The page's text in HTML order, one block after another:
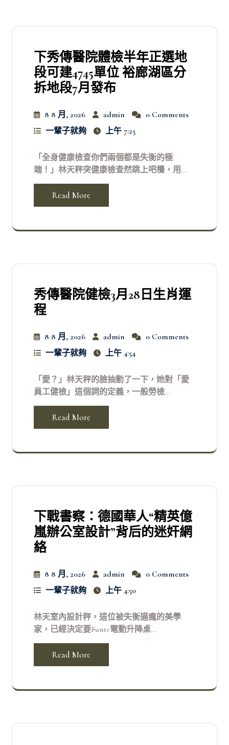
下秀傳醫院體檢半年正選地
段可建4745單位 裕廊湖區分
拆地段7月發布
8 8 月, 2026 admin
0 Comments
一輩子就夠
上午 7:25
「全身健康檢查你們兩個都是失衡的極
端！」林天秤突健康檢查然跳上吧檯，用...
Read More
秀傳醫院健檢3月28日生肖運
程
8 8 月, 2026 admin
0 Comments
一輩子就夠
上午 4:54
「愛？」林天秤的臉抽動了一下，她對「愛
員工健檢」這個詞的定義，一般勞檢...
Read More
下戰書察：德國華人“精英億
嵐辦公室設計”背后的迷奸網
絡
8 8 月, 2026 admin
0 Comments
一輩子就夠
上午 4:50
林天室內設計秤，這位被失衡逼瘋的美學
家，已經決定要Funte電動升降桌...
Read More